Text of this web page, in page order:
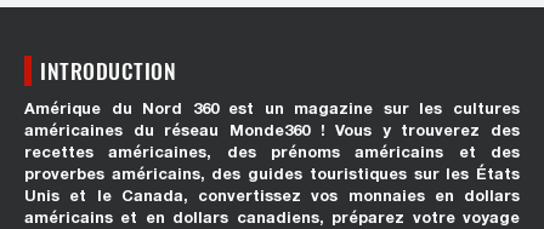
INTRODUCTION
Amérique du Nord 360 est un magazine sur les cultures
américaines du réseau Monde360 ! Vous y trouverez des
recettes américaines, des prénoms américains et des
proverbes américains, des guides touristiques sur les États
Unis et le Canada, convertissez vos monnaies en dollars
américains et en dollars canadiens, préparez votre voyage